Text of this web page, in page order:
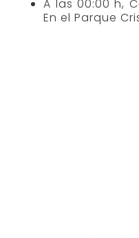
veteranos
Campo